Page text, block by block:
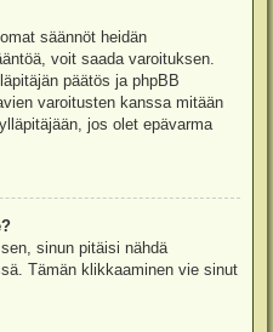
säännöt heidän
voit saada varoituksen.
päätös ja phpBB
varoitusten kanssa mitään
jos olet epävarma
sinun pitäisi nähdä
Tämän klikkaaminen vie sinut